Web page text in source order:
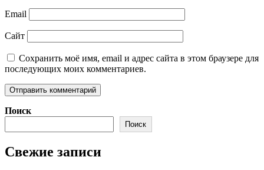
Email
Сайт
Сохранить моё имя, email и адрес сайта в этом браузере для
последующих моих комментариев.
Поиск
Поиск
Свежие записи